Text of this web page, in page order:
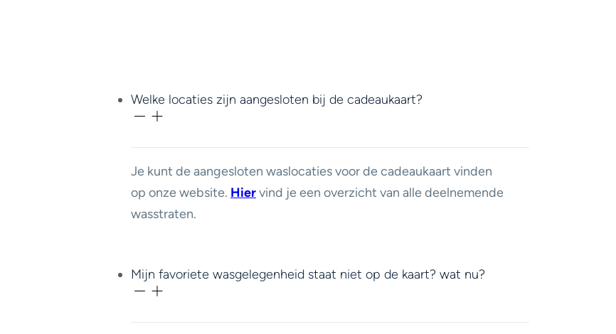
Welke locaties zijn aangesloten bij de cadeaukaart?
Je kunt de aangesloten waslocaties voor de cadeaukaart vinden
op onze website. Hiervind je een overzicht van alle deelnemende
wasstraten.
Mijn favoriete wasgelegenheid staat niet op de kaart? wat nu?